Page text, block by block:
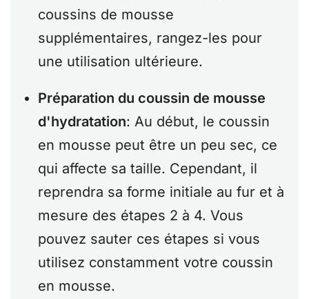
coussins de mousse
supplémentaires, rangez-les pour
une utilisation ultérieure.
Préparation du coussin de mousse
d'hydratation: Au début, le coussin
en mousse peut être un peu sec, ce
qui affecte sa taille. Cependant, il
reprendra sa forme initiale au fur et à
mesure des étapes 2 à 4. Vous
pouvez sauter ces étapes si vous
utilisez constamment votre coussin
en mousse.